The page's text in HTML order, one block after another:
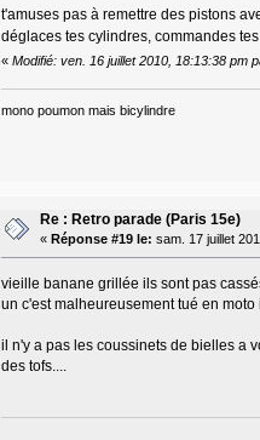
t'amuses pas à remettre des pistons
déglaces tes cylindres, commandes
« Modifié: ven. 16 juillet 2010, 18:13:38 pm
mono poumon mais bicylindre
Re : Retro parade (Paris 15e)
« Réponse #19 le: sam. 17 juillet
vieille banane grillée ils sont pas
un c'est malheureusement tué en moto
il n'y a pas les coussinets de bielles a
des tofs....